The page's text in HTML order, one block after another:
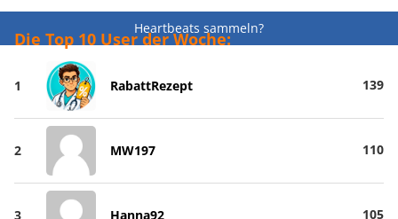
Heartbeats sammeln?
Die Top 10 User der Woche:
1 RabattRezept 139
2 MW197 110
3 Hanna92 105